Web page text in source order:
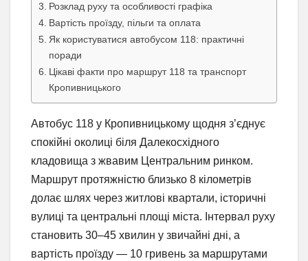
Розклад руху та особливості графіка
Вартість проїзду, пільги та оплата
Як користуватися автобусом 118: практичні
поради
Цікаві факти про маршрут 118 та транспорт
Кропивницького
Автобус 118 у Кропивницькому щодня з’єднує
спокійні околиці біля Далекосхідного
кладовища з жвавим Центральним ринком.
Маршрут протяжністю близько 8 кілометрів
долає шлях через житлові квартали, історичні
вулиці та центральні площі міста. Інтервал руху
становить 30–45 хвилин у звичайні дні, а
вартість проїзду — 10 гривень за маршрутами